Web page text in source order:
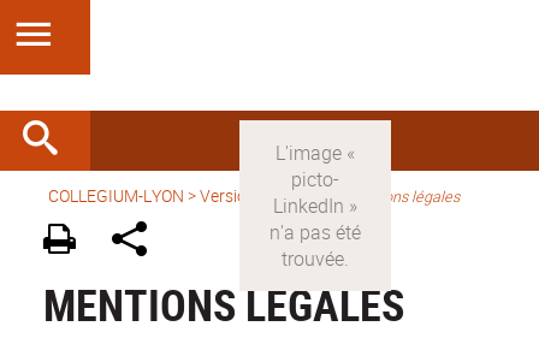
COLLEGIUM-LYON >Version française> Mentions légales
MENTIONS LÉGALES